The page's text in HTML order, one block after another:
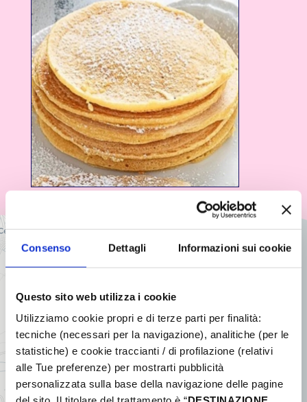
Consenso Dettagli Informazioni sui cookie
Questo sito web utilizza i cookie
Utilizziamo cookie propri e di terze parti per finalità:
tecniche (necessari per la navigazione), analitiche (per le
statistiche) e cookie traccianti / di profilazione (relativi
alle Tue preferenze) per mostrarti pubblicità
personalizzata sulla base della navigazione delle pagine
+
−